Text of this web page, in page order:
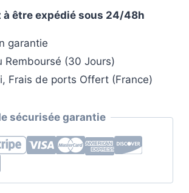
€.25,90 €.
à être expédié sous 24/48h
garantie
Remboursé (30 Jours)
Frais de ports Offert (France)
sécurisée garantie